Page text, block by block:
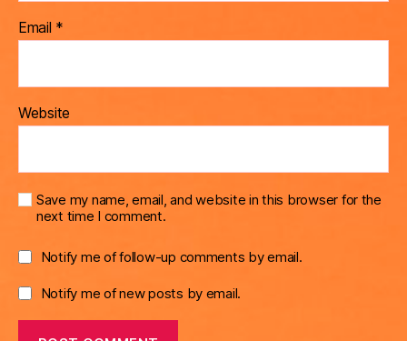
Email *
Website
Save my name, email, and website in this browser for the
next time I comment.
Notify me of follow-up comments by email.
Notify me of new posts by email.